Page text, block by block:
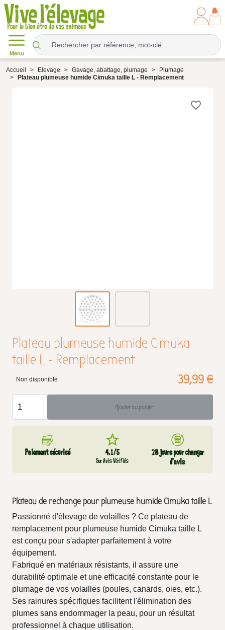
Menu
Accueil Elevage Gavage, abattage, plumage
Plumage
Plateau plumeuse humide Cimuka taille L - Remplacement
favorite_border
Plateau plumeuse humide Cimuka
taille L - Remplacement
Non disponible 39,99 €
Ajouter au panier
Paiement sécurisé 4,1/5
Sur Avis Vérifiés
28 jours pour changer
d’avis
Plateau de rechange pour plumeuse humide Cimuka taille L
Passionné d'élevage de volailles ? Ce plateau de
remplacement pour plumeuse humide Cimuka taille L
est conçu pour s'adapter parfaitement à votre
équipement.
Fabriqué en matériaux résistants, il assure une
durabilité optimale et une efficacité constante pour le
plumage de vos volailles (poules, canards, oies, etc.).
Ses rainures spécifiques facilitent l'élimination des
plumes sans endommager la peau, pour un résultat
professionnel à chaque utilisation.